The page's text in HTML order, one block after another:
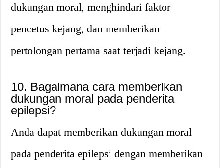
dukungan moral, menghindari faktor
pencetus kejang, dan memberikan
pertolongan pertama saat terjadi kejang.
10. Bagaimana cara memberikan
dukungan moral pada penderita
epilepsi?
Anda dapat memberikan dukungan moral
pada penderita epilepsi dengan memberikan